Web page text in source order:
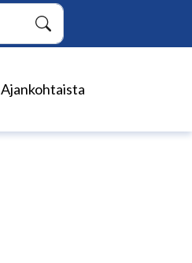
Hae
Ajankohtaista